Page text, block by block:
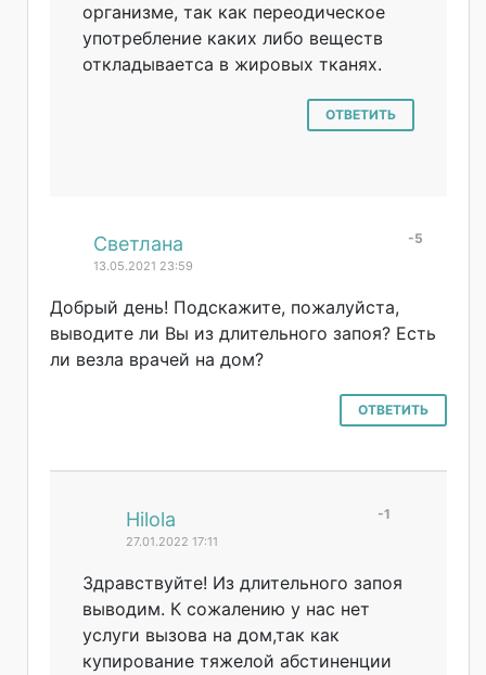
организме, так как переодическое
употребление каких либо веществ
откладываетса в жировых тканях.
ОТВЕТИТЬ
-5
Светлана
13.05.2021 23:59
Добрый день! Подскажите, пожалуйста,
выводите ли Вы из длительного запоя? Есть
ли везла врачей на дом?
ОТВЕТИТЬ
-1
Hilola
27.01.2022 17:11
Здравствуйте! Из длительного запоя
выводим. К сожалению у нас нет
услуги вызова на дом,так как
купирование тяжелой абстиненции